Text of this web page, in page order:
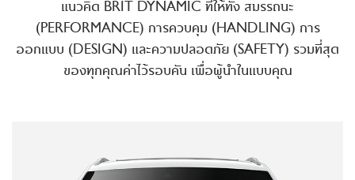
แนวคิด BRIT DYNAMIC ที่ให้ทั้ง สมรรถนะ
(PERFORMANCE) การควบคุม (HANDLING) การ
ออกแบบ (DESIGN) และความปลอดภัย (SAFETY) รวมที่สุด
ของทุกคุณค่าไว้รอบคัน เพื่อผู้นำในแบบคุณ